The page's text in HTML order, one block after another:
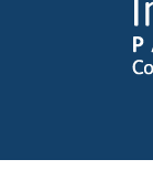
NIVEAU
NOTRE